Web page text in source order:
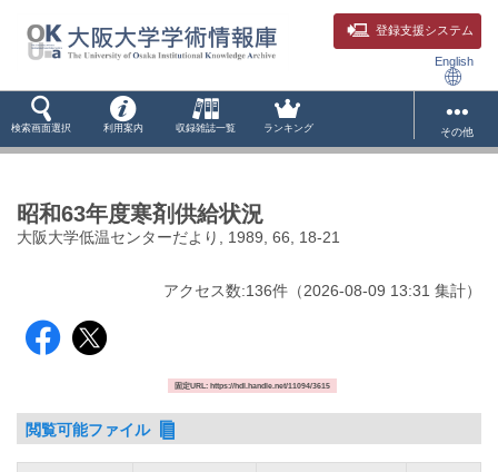
登録支援システム
English
検索画面選択 利用案内 収録雑誌一覧 ランキング その他
昭和63年度寒剤供給状況
大阪大学低温センターだより, 1989, 66, 18-21
アクセス数:136件 （2026-08-09 13:31 集計）
固定URL: https://hdl.handle.net/11094/3615
閲覧可能ファイル